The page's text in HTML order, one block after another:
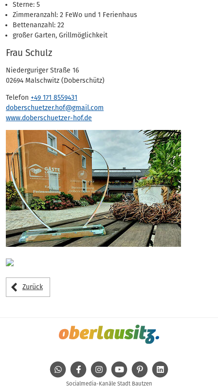
Sterne: 5
Zimmeranzahl: 2 FeWo und 1 Ferienhaus
Bettenanzahl: 22
großer Garten, Grillmöglichkeit
Frau Schulz
Niederguriger Straße 16
02694 Malschwitz (Doberschütz)
Telefon +49 171 8559431
doberschuetzer.hof@gmail.com
www.doberschuetzer-hof.de
Zurück
WhatsAppFacebookInstagramYoutube Pinterest
Socialmedia-Kanäle Stadt Bautzen